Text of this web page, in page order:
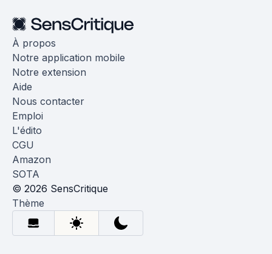
À propos
Notre application mobile
Notre extension
Aide
Nous contacter
Emploi
L'édito
CGU
Amazon
SOTA
© 2026 SensCritique
Thème